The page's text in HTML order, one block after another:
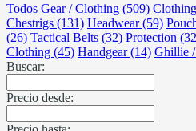
Todos Gear / Clothing (509)
Chestrigs (131) Headwear (59)
(26) Tactical Belts (32) Protection
Clothing (45) Handgear (14) Ghillie
Buscar:
Precio desde: